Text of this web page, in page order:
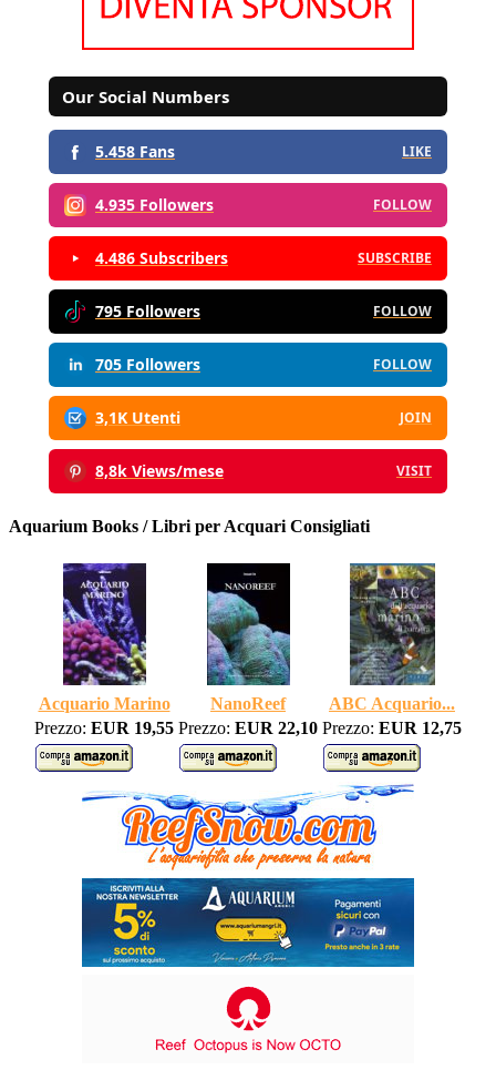
Our Social Numbers
5.458 Fans LIKE
4.935 Followers FOLLOW
4.486 Subscribers SUBSCRIBE
795 Followers FOLLOW
705 Followers FOLLOW
3,1K Utenti JOIN
8,8k Views/mese VISIT
Aquarium Books / Libri per Acquari Consigliati
Acquario Marino NanoReef
ABC Acquario...
Prezzo: EUR 19,55 Prezzo: EUR 22,10 Prezzo: EUR 12,75